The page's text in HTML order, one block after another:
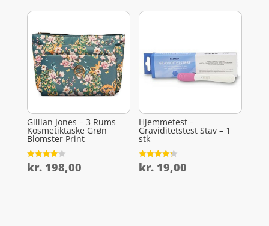
Gillian Jones – 3 Rums
Kosmetiktaske Grøn
Blomster Print
Vurderet
4.2
kr.198,00
Hjemmetest –
Graviditetstest Stav – 1
stk
Vurderet
4.2
kr. 19,00